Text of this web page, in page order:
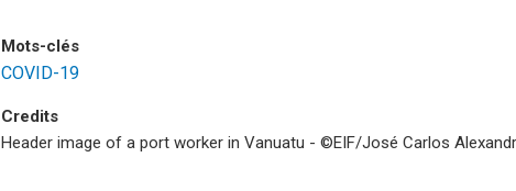
Les femmes et le commerce
Mots-clés
COVID-19
Credits
Header image of a port worker in Vanuatu - ©EIF/José Carlos